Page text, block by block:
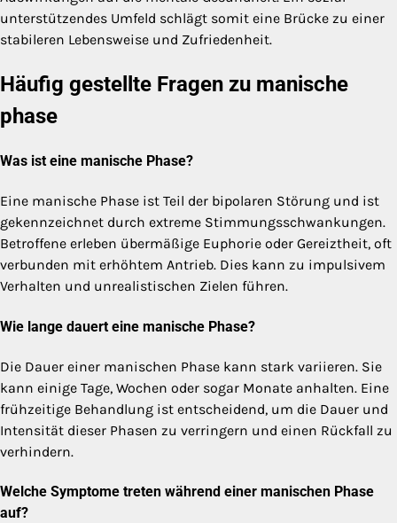
unterstützendes Umfeld schlägt somit eine Brücke zu einer
stabileren Lebensweise und Zufriedenheit.
Häufig gestellte Fragen zu manische
phase
Was ist eine manische Phase?
Eine manische Phase ist Teil der bipolaren Störung und ist
gekennzeichnet durch extreme Stimmungsschwankungen.
Betroffene erleben übermäßige Euphorie oder Gereiztheit, oft
verbunden mit erhöhtem Antrieb. Dies kann zu impulsivem
Verhalten und unrealistischen Zielen führen.
Wie lange dauert eine manische Phase?
Die Dauer einer manischen Phase kann stark variieren. Sie
kann einige Tage, Wochen oder sogar Monate anhalten. Eine
frühzeitige Behandlung ist entscheidend, um die Dauer und
Intensität dieser Phasen zu verringern und einen Rückfall zu
verhindern.
Welche Symptome treten während einer manischen Phase
auf?